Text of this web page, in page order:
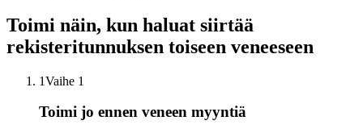
Toimi näin, kun haluat siirtää
rekisteritunnuksen toiseen veneeseen
1Vaihe 1
Toimi jo ennen veneen myyntiä